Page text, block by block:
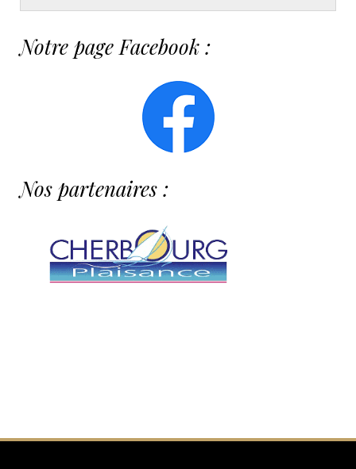
Notre page Facebook :
Nos partenaires :